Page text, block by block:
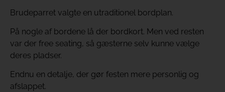
Brudeparret valgte en utraditionel bordplan.
På nogle af bordene lå der bordkort. Men ved resten
var der free seating, så gæsterne selv kunne vælge
deres pladser.
Endnu en detalje, der gør festen mere personlig og
afslappet.